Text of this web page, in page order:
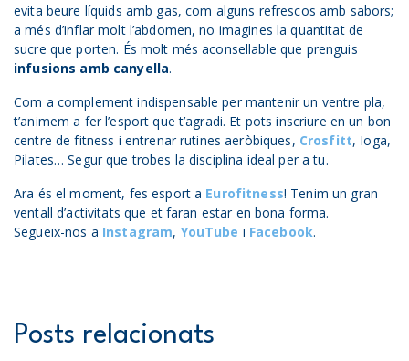
evita beure líquids amb gas, com alguns refrescos amb sabors;
a més d’inflar molt l’abdomen, no imagines la quantitat de
sucre que porten. És molt més aconsellable que prenguis
infusions amb canyella.
Com a complement indispensable per mantenir un ventre pla,
t’animem a fer l’esport que t’agradi. Et pots inscriure en un bon
centre de fitness i entrenar rutines aeròbiques, Crosfitt, Ioga,
Pilates… Segur que trobes la disciplina ideal per a tu.
Ara és el moment, fes esport a Eurofitness! Tenim un gran
ventall d’activitats que et faran estar en bona forma.
Segueix-nos a Instagram, YouTube i Facebook.
Posts relacionats